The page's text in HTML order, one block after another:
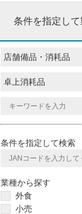
条件を指定し
条件を指定して検索
業種から探す
外食
小売